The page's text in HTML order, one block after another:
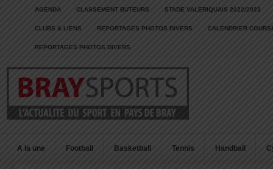
AGENDA CLASSEMENT BUTEURS STADE VALERIQUAIS 2022/2023
CLUBS & LIENS REPORTAGES PHOTOS DIVERS CALENDRIER
REPORTAGES PHOTOS DIVERS
A la une Football Basketball Tennis Handball